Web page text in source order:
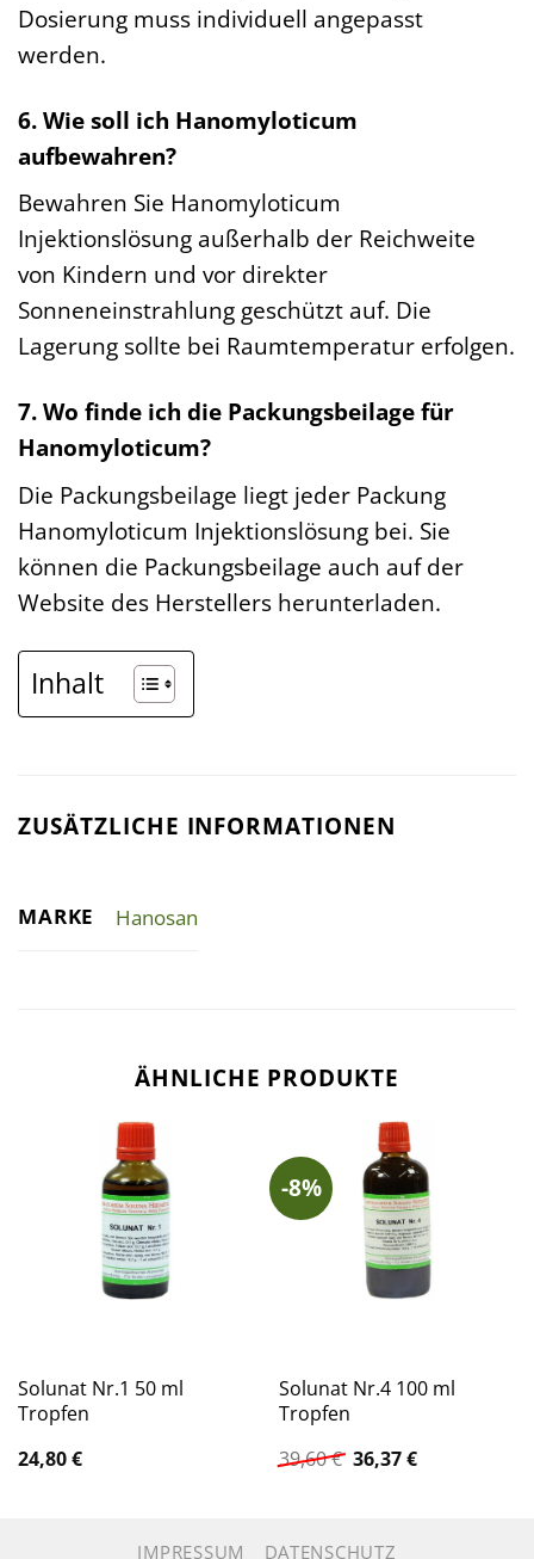
Dosierung muss individuell angepasst
werden.
6. Wie soll ich Hanomyloticum
aufbewahren?
Bewahren Sie Hanomyloticum
Injektionslösung außerhalb der Reichweite
von Kindern und vor direkter
Sonneneinstrahlung geschützt auf. Die
Lagerung sollte bei Raumtemperatur erfolgen.
7. Wo finde ich die Packungsbeilage für
Hanomyloticum?
Die Packungsbeilage liegt jeder Packung
Hanomyloticum Injektionslösung bei. Sie
können die Packungsbeilage auch auf der
Website des Herstellers herunterladen.
Inhalt
ZUSÄTZLICHE INFORMATIONEN
MARKE Hanosan
ÄHNLICHE PRODUKTE
Solunat Nr.1 50 ml
Tropfen
24,80€
-8%
Solunat Nr.4 100 ml
Tropfen
39,60€ Ursprünglicher
Preis
36,37€Aktueller
IMPRESSUM DATENSCHUTZ